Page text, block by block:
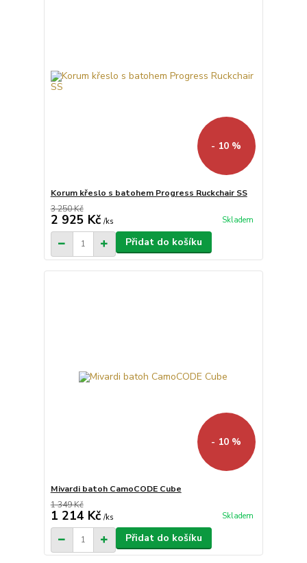
- 10 %
Korum křeslo s batohem Progress Ruckchair SS
3 250 Kč
2 925 Kč /ks Skladem
Přidat do košíku
- 10 %
Mivardi batoh CamoCODE Cube
1 349 Kč
1 214 Kč /ks Skladem
Přidat do košíku